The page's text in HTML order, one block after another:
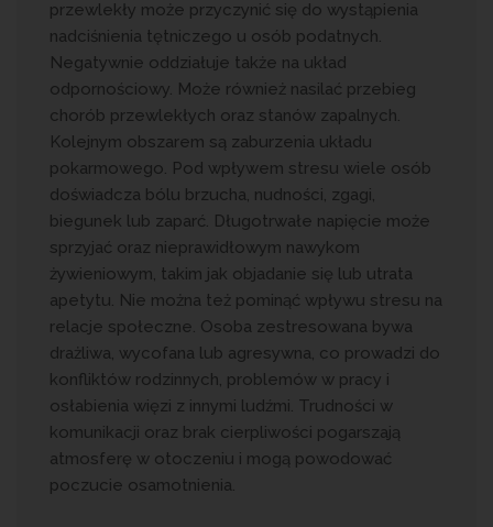
przewlekły może przyczynić się do wystąpienia
nadciśnienia tętniczego u osób podatnych.
Negatywnie oddziałuje także na układ
odpornościowy. Może również nasilać przebieg
chorób przewlekłych oraz stanów zapalnych.
Kolejnym obszarem są zaburzenia układu
pokarmowego. Pod wpływem stresu wiele osób
doświadcza bólu brzucha, nudności, zgagi,
biegunek lub zaparć. Długotrwałe napięcie może
sprzyjać oraz nieprawidłowym nawykom
żywieniowym, takim jak objadanie się lub utrata
apetytu. Nie można też pominąć wpływu stresu na
relacje społeczne. Osoba zestresowana bywa
drażliwa, wycofana lub agresywna, co prowadzi do
konfliktów rodzinnych, problemów w pracy i
osłabienia więzi z innymi ludźmi. Trudności w
komunikacji oraz brak cierpliwości pogarszają
atmosferę w otoczeniu i mogą powodować
poczucie osamotnienia.